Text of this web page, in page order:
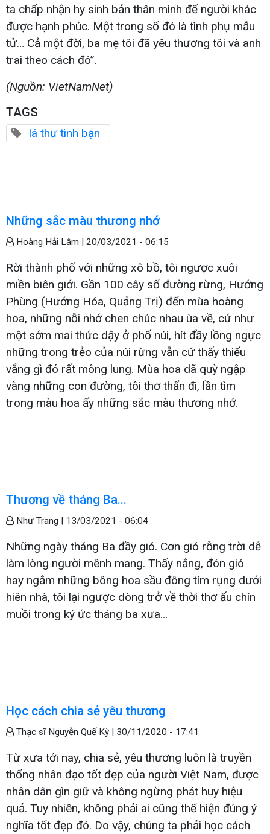
ta chấp nhận hy sinh bản thân mình để người khác
được hạnh phúc. Một trong số đó là tình phụ mẫu
tử… Cả một đời, ba mẹ tôi đã yêu thương tôi và anh
trai theo cách đó”.
(Nguồn: VietNamNet)
TAGS
lá thư tình bạn
Những sắc màu thương nhớ
Hoàng Hải Lâm | 20/03/2021 - 06:15
Rời thành phố với những xô bồ, tôi ngược xuôi
miền biên giới. Gần 100 cây số đường rừng, Hướng
Phùng (Hướng Hóa, Quảng Trị) đến mùa hoàng
hoa, những nỗi nhớ chen chúc nhau ùa về, cứ như
một sớm mai thức dậy ở phố núi, hít đầy lồng ngực
những trong trẻo của núi rừng vẫn cứ thấy thiếu
vắng gì đó rất mông lung. Mùa hoa dã quỳ ngập
vàng những con đường, tôi thơ thẩn đi, lần tìm
trong màu hoa ấy những sắc màu thương nhớ.
Thương về tháng Ba...
Như Trang | 13/03/2021 - 06:04
Những ngày tháng Ba đầy gió. Cơn gió rỗng trời dễ
làm lòng người mênh mang. Thấy nắng, đón gió
hay ngắm những bông hoa sầu đông tím rụng dưới
hiên nhà, tôi lại ngược dòng trở về thời thơ ấu chín
muồi trong ký ức tháng ba xưa…
Học cách chia sẻ yêu thương
Thạc sĩ Nguyễn Quế Kỳ | 30/11/2020 - 17:41
Từ xưa tới nay, chia sẻ, yêu thương luôn là truyền
thống nhân đạo tốt đẹp của người Việt Nam, được
nhân dân gìn giữ và không ngừng phát huy hiệu
quả. Tuy nhiên, không phải ai cũng thể hiện đúng ý
nghĩa tốt đẹp đó. Do vậy, chúng ta phải học cách